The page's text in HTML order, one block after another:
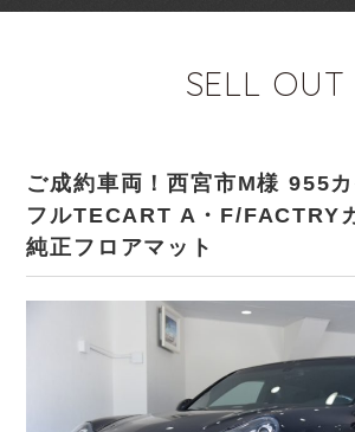
SELL OUT
ご成約車両！西宮市M様 955
フルTECART A・F/FACTRY
純正フロアマット